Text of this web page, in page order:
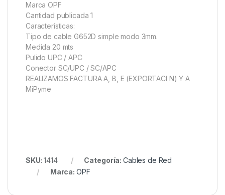
Marca OPF
Cantidad publicada 1
Características:
Tipo de cable G652D simple modo 3mm.
Medida 20 mts
Pulido UPC / APC
Conector SC/UPC / SC/APC
REALIZAMOS FACTURA A, B, E (EXPORTACI N) Y A
MiPyme
SKU:1414 Categoría: Cables de Red
Marca: OPF